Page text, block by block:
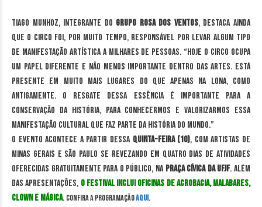
Tiago Munhoz, integrante do Grupo Rosa dos Ventos, destaca ainda
que o Circo foi, por muito tempo, responsável por levar algum tipo
de manifestação artística a milhares de pessoas. “Hoje o Circo ocupa
um papel diferente e não menos importante dentro das artes. Está
presente em muito mais lugares do que apenas na lona, como
antigamente. O resgate dessa essência é importante para a
conservação da história, para conhecermos e valorizarmos essa
manifestação cultural que faz parte da história do mundo.”
O evento acontece a partir dessa quinta-feira (10), com artistas de
Minas Gerais e São Paulo se revezando em quatro dias de atividades
oferecidas gratuitamente para o público, na Praça Cívica da UFJF. Além
das apresentações, o festival inclui oficinas de acrobacia, malabares,
clown e mágica. Confira a programaçãoaqui.